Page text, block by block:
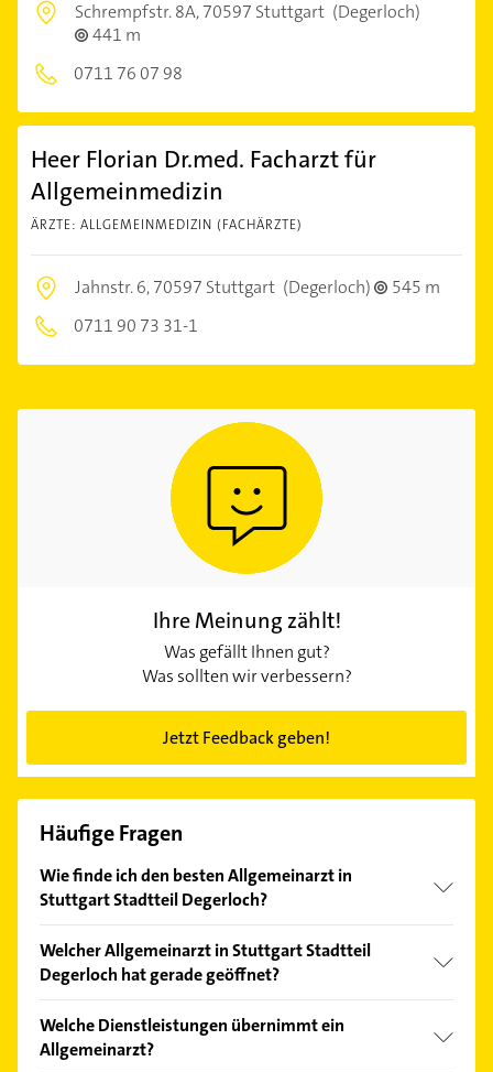
Schrempfstr. 8A,70597 Stuttgart (Degerloch)
441 m
0711 76 07 98
Heer Florian Dr.med. Facharzt für
Allgemeinmedizin
ÄRZTE: ALLGEMEINMEDIZIN (FACHÄRZTE)
Jahnstr. 6,70597 Stuttgart (Degerloch)
545 m
0711 90 73 31-1
Ihre Meinung zählt!
Was gefällt Ihnen gut?
Was sollten wir verbessern?
Jetzt Feedback geben!
Häufige Fragen
Wie finde ich den besten Allgemeinarzt in
Stuttgart Stadtteil Degerloch?
Kundenmeinungen und profitieren Sie von den
Empfehlungen. Die Suchergebnisse können Sie sich
Welcher Allgemeinarzt in Stuttgart Stadtteil
Degerloch hat gerade geöffnet?
Bitte beachten Sie, dass diese an Sonn- und
Feiertagen abweichen können.
Welche Dienstleistungen übernimmt ein
Allgemeinarzt?